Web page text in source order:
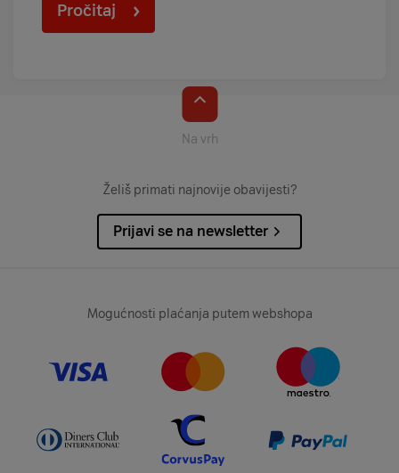
Pročitaj
Na vrh
Želiš primati najnovije obavijesti?
Prijavi se na newsletter
Mogućnosti plaćanja putem webshopa